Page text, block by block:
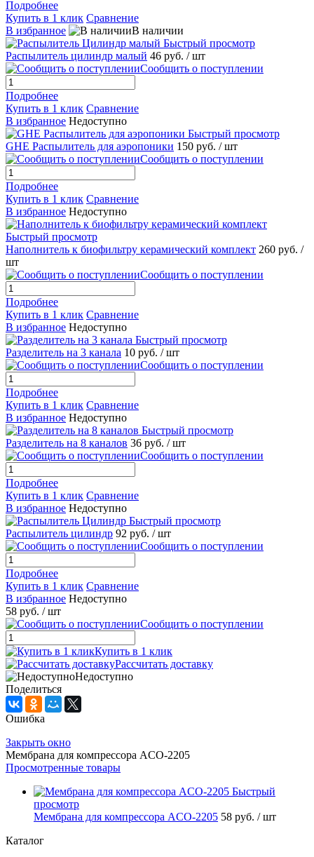
Подробнее
Купить в 1 клик Сравнение
В избранное
В наличии
Быстрый просмотр
Распылитель цилиндр малый 46 руб. / шт
Сообщить о поступлении
Подробнее
Купить в 1 клик Сравнение
В избранное Недоступно
Быстрый просмотр
GHE Распылитель для аэропоники 150 руб. / шт
Сообщить о поступлении
Подробнее
Купить в 1 клик Сравнение
В избранное Недоступно
Быстрый просмотр
Наполнитель к биофильтру керамический комплект 260 руб. /
шт
Сообщить о поступлении
Подробнее
Купить в 1 клик Сравнение
В избранное Недоступно
Быстрый просмотр
Разделитель на 3 канала 10 руб. / шт
Сообщить о поступлении
Подробнее
Купить в 1 клик Сравнение
В избранное Недоступно
Быстрый просмотр
Разделитель на 8 каналов 36 руб. / шт
Сообщить о поступлении
Подробнее
Купить в 1 клик Сравнение
В избранное Недоступно
Быстрый просмотр
Распылитель цилиндр 92 руб. / шт
Сообщить о поступлении
Подробнее
Купить в 1 клик Сравнение
В избранное Недоступно
58 руб. / шт
Сообщить о поступлении
Купить в 1 клик
Рассчитать доставку
Недоступно
Поделиться
Ошибка
Закрыть окно
Мембрана для компрессора ACO-2205
Просмотренные товары
Быстрый
просмотр
Мембрана для компрессора ACO-2205 58 руб. / шт
Каталог